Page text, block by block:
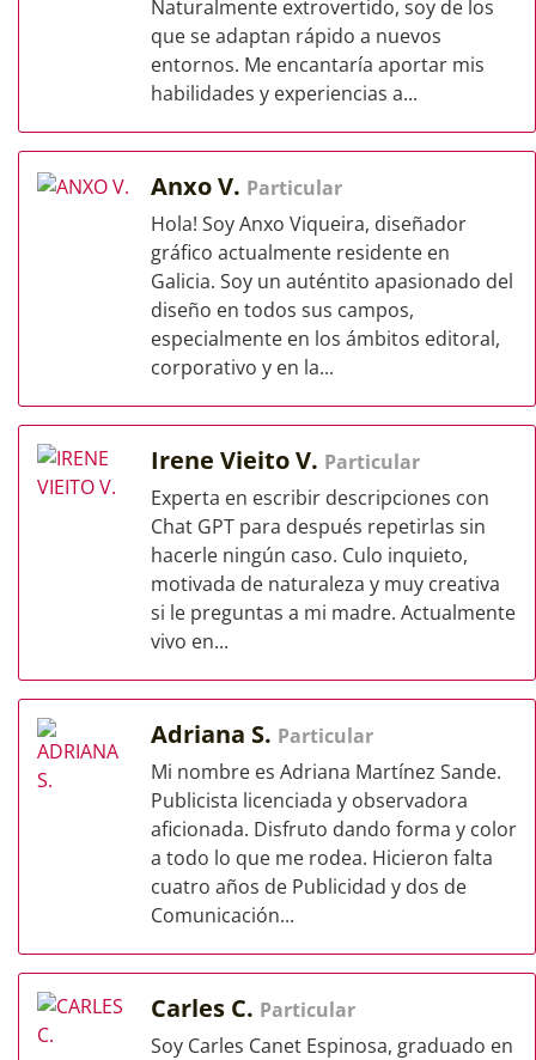
Naturalmente extrovertido, soy de los
que se adaptan rápido a nuevos
entornos. Me encantaría aportar mis
habilidades y experiencias a...
Anxo V. Particular
Hola! Soy Anxo Viqueira, diseñador
gráfico actualmente residente en
Galicia. Soy un auténtito apasionado del
diseño en todos sus campos,
especialmente en los ámbitos editoral,
corporativo y en la...
Irene Vieito V. Particular
Experta en escribir descripciones con
Chat GPT para después repetirlas sin
hacerle ningún caso. Culo inquieto,
motivada de naturaleza y muy creativa
si le preguntas a mi madre. Actualmente
vivo en...
Adriana S. Particular
Mi nombre es Adriana Martínez Sande.
Publicista licenciada y observadora
aficionada. Disfruto dando forma y color
a todo lo que me rodea. Hicieron falta
cuatro años de Publicidad y dos de
Comunicación...
Carles C. Particular
Soy Carles Canet Espinosa, graduado en